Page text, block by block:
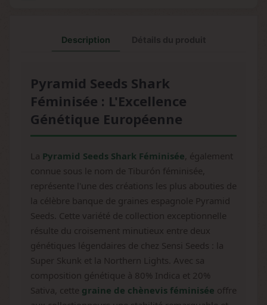
Description
Pyramid Seeds Shark
Féminisée : L'Excellence
Génétique Européenne
La Pyramid Seeds Shark Féminisée , également
connue sous le nom de Tiburón féminisée,
représente l'une des créations les plus abouties de
la célèbre banque de graines espagnole Pyramid
Seeds. Cette variété de collection exceptionnelle
résulte du croisement minutieux entre deux
génétiques légendaires de chez Sensi Seeds : la
Super Skunk et la Northern Lights. Avec sa
composition génétique à 80% Indica et 20%
Sativa, cette graine de chènevis féminisée offre